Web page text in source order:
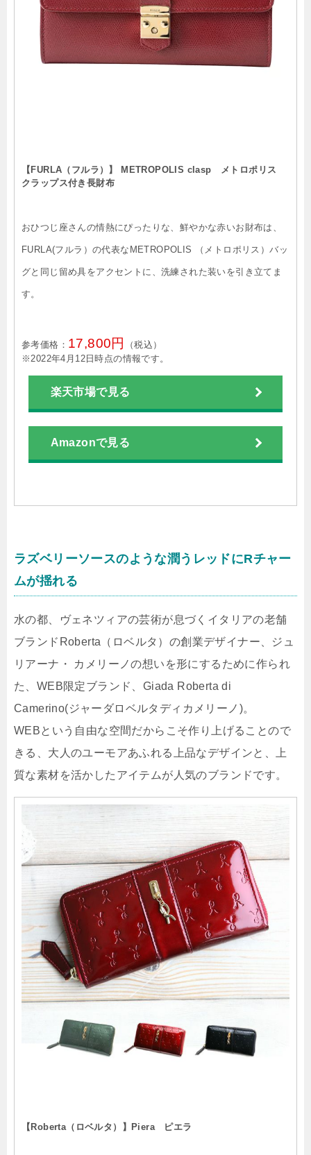
【FURLA（フルラ）】 METROPOLIS clasp メトロポリス
クラップス付き長財布
おひつじ座さんの情熱にぴったりな、鮮やかな赤いお財布は、
FURLA(フルラ）の代表なMETROPOLIS （メトロポリス）バッ
グと同じ留め具をアクセントに、洗練された装いを引き立てま
す。
参考価格： 17,800円
（税込）
※2022年4月12日時点の情報です。
楽天市場で見る
Amazonで見る
ラズベリーソースのような潤うレッドにRチャー
ムが揺れる
水の都、ヴェネツィアの芸術が息づくイタリアの老舗
ブランドRoberta（ロベルタ）の創業デザイナー、ジュ
リアーナ・ カメリーノの想いを形にするために作られ
た、WEB限定ブランド、Giada Roberta di
Camerino(ジャーダロベルタディカメリーノ)。
WEBという自由な空間だからこそ作り上げることので
きる、大人のユーモアあふれる上品なデザインと、上
質な素材を活かしたアイテムが人気のブランドです。
【Roberta（ロベルタ）】Piera ピエラ